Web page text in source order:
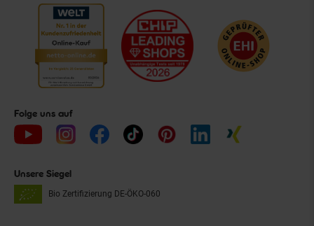
Folge uns auf
Unsere Siegel
Bio Zertifizierung DE-ÖKO-060